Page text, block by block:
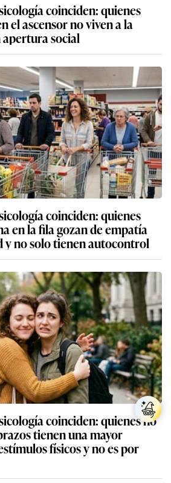
coinciden: quienes
el ascensor no viven a la
social
coinciden: quienes
en la fila gozan de empatía
no solo tienen autocontrol
coinciden: quienes no
tienen una mayor
físicos y no es por